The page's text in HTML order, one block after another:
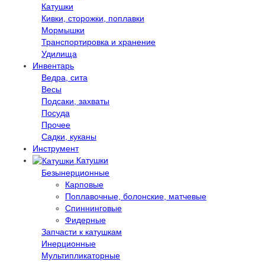
Катушки
Кивки, сторожки, поплавки
Мормышки
Транспортировка и хранение
Удилища
Инвентарь
Ведра, сита
Весы
Подсаки, захваты
Посуда
Прочее
Садки, куканы
Инструмент
Катушки
Безынерционные
Карповые
Поплавочные, болонские, матчевые
Спиннинговые
Фидерные
Запчасти к катушкам
Инерционные
Мультипликаторные